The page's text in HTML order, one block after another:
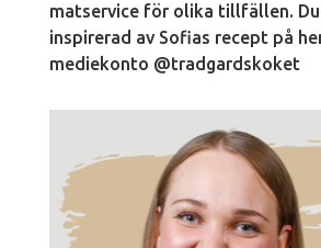
matservice för olika tillfällen.
inspirerad av Sofias recept på
mediekonto @tradgardskoket